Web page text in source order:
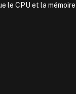
le CPU et la